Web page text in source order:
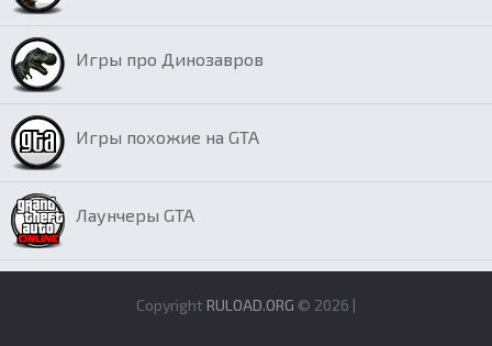
Игры про Динозавров
Игры похожие на GTA
Лаунчеры GTA
Copyright RULOAD.ORG © 2026 |